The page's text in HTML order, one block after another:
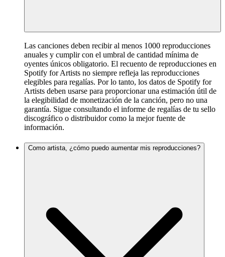
Las canciones deben recibir al menos 1000 reproducciones
anuales y cumplir con el umbral de cantidad mínima de
oyentes únicos obligatorio. El recuento de reproducciones en
Spotify for Artists no siempre refleja las reproducciones
elegibles para regalías. Por lo tanto, los datos de Spotify for
Artists deben usarse para proporcionar una estimación útil de
la elegibilidad de monetización de la canción, pero no una
garantía. Sigue consultando el informe de regalías de tu sello
discográfico o distribuidor como la mejor fuente de
información.
Como artista, ¿cómo puedo aumentar mis reproducciones?